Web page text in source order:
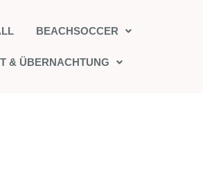
BEACHSOCCER
& ÜBERNACHTUNG